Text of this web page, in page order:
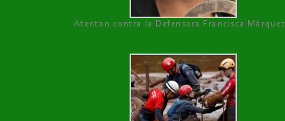
Atentan contra la Defensora Francisca Márquez